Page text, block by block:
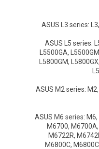
ASUS L3 series:
ASUS L5 series:
L5500GA,
L5800GM,
ASUS M2 series:
ASUS M6 series:
M6700,
M6722R,
M6800C,